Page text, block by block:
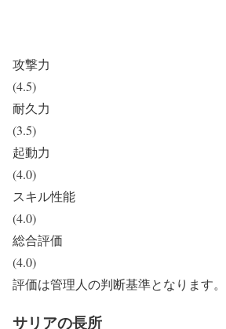
攻撃力
(4.5)
耐久力
(3.5)
起動力
(4.0)
スキル性能
(4.0)
総合評価
(4.0)
評価は管理人の判断基準となります。
サリアの長所